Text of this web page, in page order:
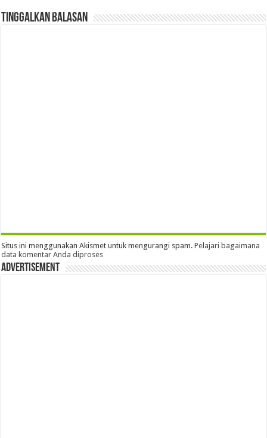
Tinggalkan Balasan
Situs ini menggunakan Akismet untuk mengurangi spam.Pelajari bagaimana
data komentar Anda diproses
Advertisement